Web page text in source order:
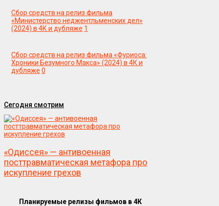
Сбор средств на релиз фильма
«Министерство неджентльменских дел»
(2024) в 4К и дубляже 1
Сбор средств на релиз фильма «Фуриоса:
Хроники Безумного Макса» (2024) в 4К и
дубляже 0
Сегодня смотрим
«Одиссея» — антивоенная
посттравматическая метафора про
искупление грехов
Планируемые релизы фильмов в 4К